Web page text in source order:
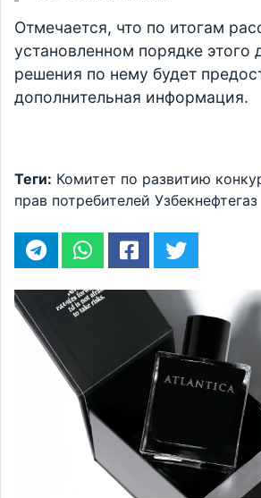
Отмечается, что по итогам
установленном порядке этого
решения по нему будет
дополнительная информация.
Теги: Комитет по развитию
прав потребителей Узбекнефтегаз